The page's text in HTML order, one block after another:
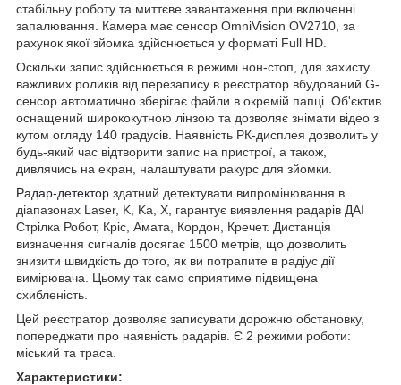
стабільну роботу та миттєве завантаження при включенні
запалювання. Камера має сенсор OmniVision OV2710, за
рахунок якої зйомка здійснюється у форматі Full HD.
Оскільки запис здійснюється в режимі нон-стоп, для захисту
важливих роликів від перезапису в реєстратор вбудований G-
сенсор автоматично зберігає файли в окремій папці. Об'єктив
оснащений ширококутною лінзою та дозволяє знімати відео з
кутом огляду 140 градусів. Наявність РК-дисплея дозволить у
будь-який час відтворити запис на пристрої, а також,
дивлячись на екран, налаштувати ракурс для зйомки.
Радар-детектор здатний детектувати випромінювання в
діапазонах Laser, K, Ka, X, гарантує виявлення радарів ДАІ
Стрілка Робот, Кріс, Амата, Кордон, Кречет. Дистанція
визначення сигналів досягає 1500 метрів, що дозволить
знизити швидкість до того, як ви потрапите в радіус дії
вимірювача. Цьому так само сприятиме підвищена
схибленість.
Цей реєстратор дозволяє записувати дорожню обстановку,
попереджати про наявність радарів. Є 2 режими роботи:
міський та траса.
Характеристики: